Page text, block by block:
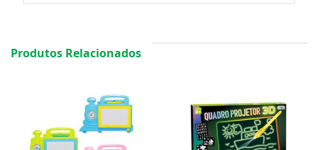
Produtos Relacionados